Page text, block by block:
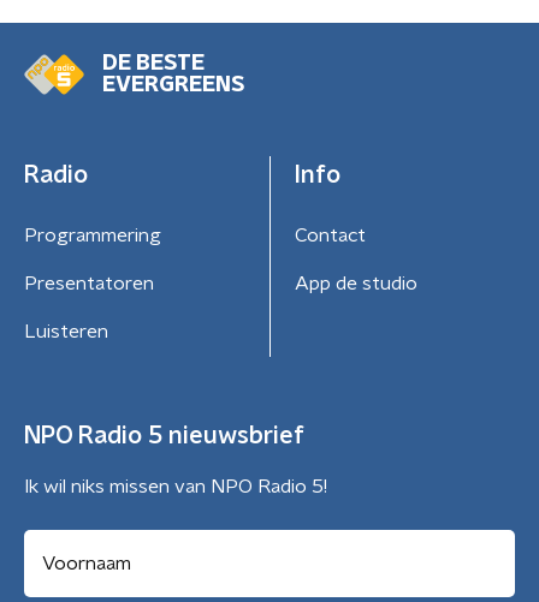
DE BESTE
EVERGREENS
Radio
Programmering
Presentatoren
Luisteren
Info
Contact
App de studio
NPO Radio 5 nieuwsbrief
Ik wil niks missen van NPO Radio 5!